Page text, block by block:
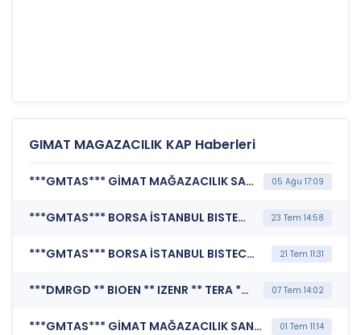
GIMAT MAGAZACILIK KAP Haberleri
***GMTAS*** GİMAT MAĞAZACILIK SANAYİ VE TİCARET A.Ş. (Özel Durum Açıklaması (Genel)) 05 Ağu 17:09
***GMTAS*** BORSA İSTANBUL BISTECH DEVRE KESİCİ UYGULAMASI (Pay Bazında Devre Kesici Bildirimi) 23 Tem 14:58
***GMTAS*** BORSA İSTANBUL BISTECH DEVRE KESİCİ UYGULAMASI (Pay Bazında Devre Kesici Bildirimi) 21 Tem 11:31
***DMRGD ** BIOEN ** IZENR ** TERA ** A1CAP ** HEKTS ** BORLS ** GMTAS ** BALSU*** BORSA İSTANBUL A.Ş. (Endekslerde Kullanılan Fiili Dolaşımdaki Pay Oranı Değişiklikleri) 07 Tem 14:02
***GMTAS*** GİMAT MAĞAZACILIK SANAYİ VE TİCARET A.Ş. (Özel Durum Açıklaması (Genel)) 01 Tem 11:14